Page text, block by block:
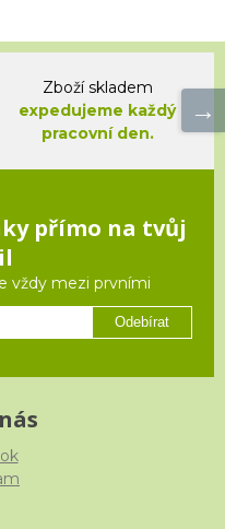
Zboží skladem
expedujeme každý
pracovní den.
přímo na tvůj
vždy mezi prvními
Odebírat